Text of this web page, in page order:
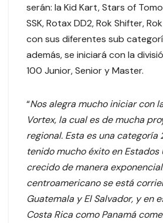
serán: la Kid Kart, Stars of
SSK, Rotax DD2, Rok Shifter,
con sus diferentes sub
además, se iniciará con la
100 Junior, Senior y Master.
“Nos alegra mucho iniciar con
Vortex, la cual es de mucha
regional. Esta es una categoría
tenido mucho éxito en Estados
crecido de manera
centroamericano se está
Guatemala y El Salvador, y en
Costa Rica como Panamá